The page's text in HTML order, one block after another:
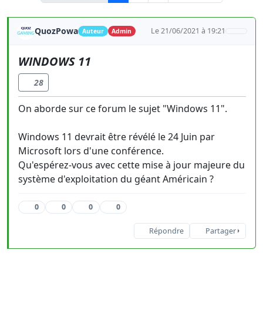
QuozPowa Auteur Admin Le 21/06/2021 à 19:21
WINDOWS 11
28
On aborde sur ce forum le sujet "Windows 11".
Windows 11 devrait être révélé le 24 Juin par
Microsoft lors d'une conférence.
Qu'espérez-vous avec cette mise à jour majeure du
système d'exploitation du géant Américain ?
0 0 0 0
Répondre Partager